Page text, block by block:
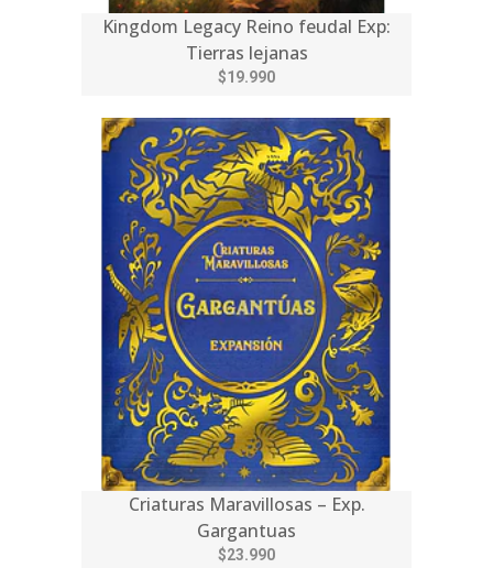
Kingdom Legacy Reino feudal Exp:
Tierras lejanas
$19.990
Criaturas Maravillosas – Exp.
Gargantuas
$23.990